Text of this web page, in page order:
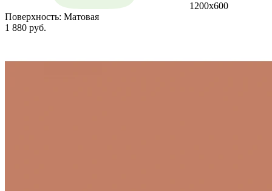
1200х600
Поверхность: Матовая
1 880 руб.